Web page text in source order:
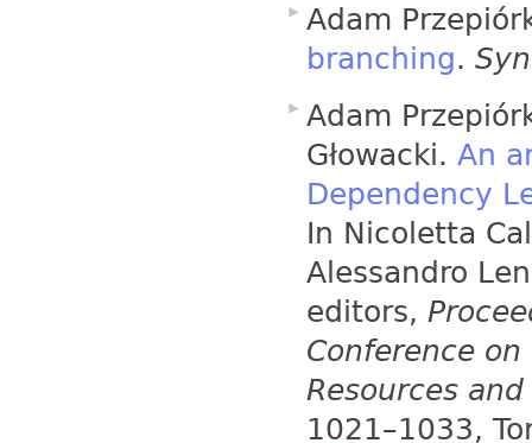
Adam
branching.
Adam
Głowacki.An
Dependency
In Nicoletta
Alessandro
editors,
Conference
Resources
1021–1033,